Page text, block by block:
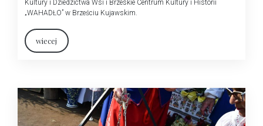
Kultury i Dziedzictwa Wsi i Brzeskie Centrum Kultury i Historii
„WAHADŁO” w Brześciu Kujawskim.
wiecej